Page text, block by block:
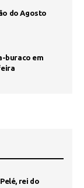
do Agosto
buraco em
rei do